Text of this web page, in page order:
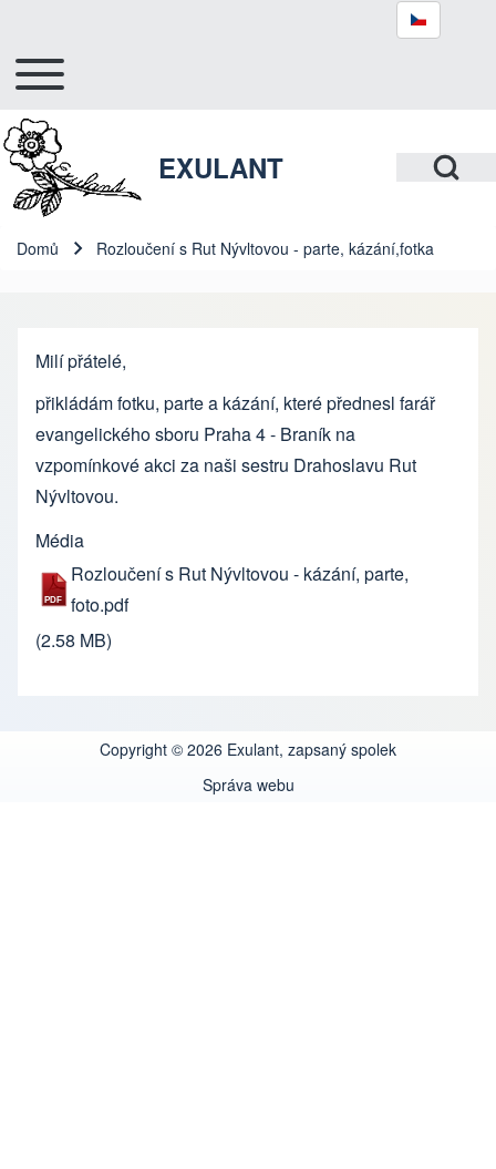
Close search
Hlavní navigace
Toggle main menu
Open Search
EXULANT
Domů Rozloučení s Rut Nývltovou - parte, kázání,fotka
Milí přátelé,
přikládám fotku, parte a kázání, které přednesl farář
evangelického sboru Praha 4 - Braník na
vzpomínkové akci za naši sestru Drahoslavu Rut
Nývltovou.
Média
Rozloučení s Rut Nývltovou - kázání, parte,
foto.pdf
(2.58 MB)
Copyright © 2026 Exulant, zapsaný spolek
Správa webu